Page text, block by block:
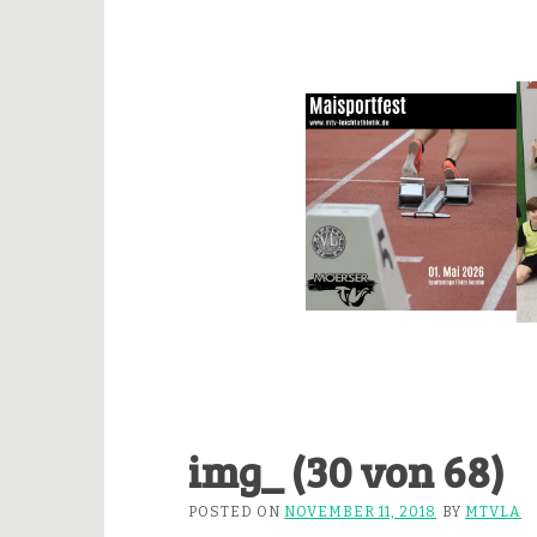
img_ (30 von 68)
POSTED ON NOVEMBER 11, 2018 BY MTVLA